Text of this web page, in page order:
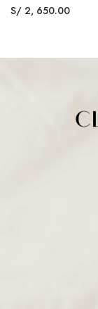
S/ 2, 650.00